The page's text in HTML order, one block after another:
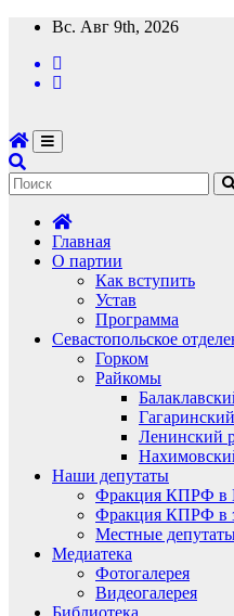
Перейти
содержимому
Вс. Авг 9th, 2026
Главная
О партии
Как вступить
Устав
Программа
Севастопольское
Горком
Райкомы
Ленинский
Наши депутаты
Фракция КПРФ в
Фракция КПРФ в
Местные
Медиатека
Фотогалерея
Видеогалерея
Библиотека